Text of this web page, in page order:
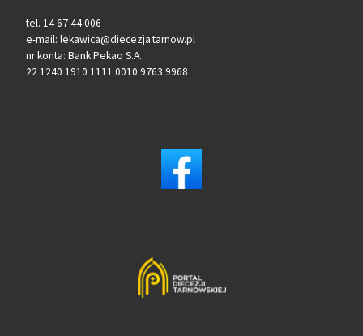
tel. 14 67 44 006
e-mail: lekawica@diecezja.tarnow.pl
nr konta: Bank Pekao S.A.
22 1240 1910 1111 0010 9763 9968